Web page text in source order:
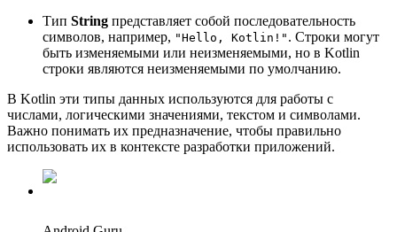
Тип String представляет собой последовательность
символов, например, "Hello, Kotlin!" . Строки могут
быть изменяемыми или неизменяемыми, но в Kotlin
строки являются неизменяемыми по умолчанию.
В Kotlin эти типы данных используются для работы с
числами, логическими значениями, текстом и символами.
Важно понимать их предназначение, чтобы правильно
использовать их в контексте разработки приложений.